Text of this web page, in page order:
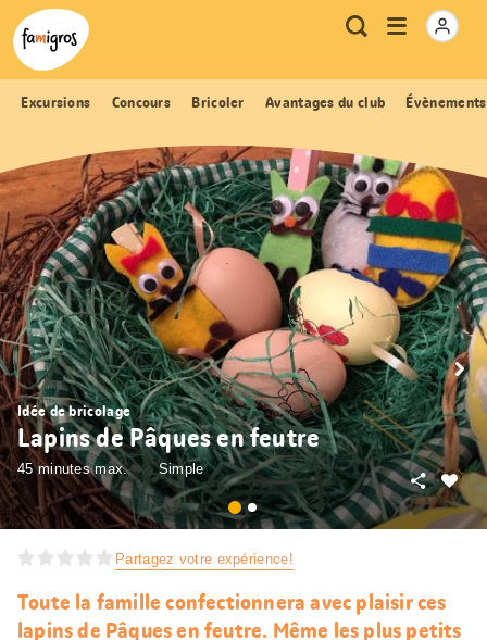
Signets
de
navigation
Header
Logo Métanavigation
RechercheOuvrir
Excursions Concours Bricoler Avantages du club
Partagez votre expérience!
Idée de bricolage
Lapins de Pâques en feutre
45 minutes max.
Simple
Partager
Toute la famille confectionnera avec plaisir ces
lapins de Pâques en feutre. Même les plus petits